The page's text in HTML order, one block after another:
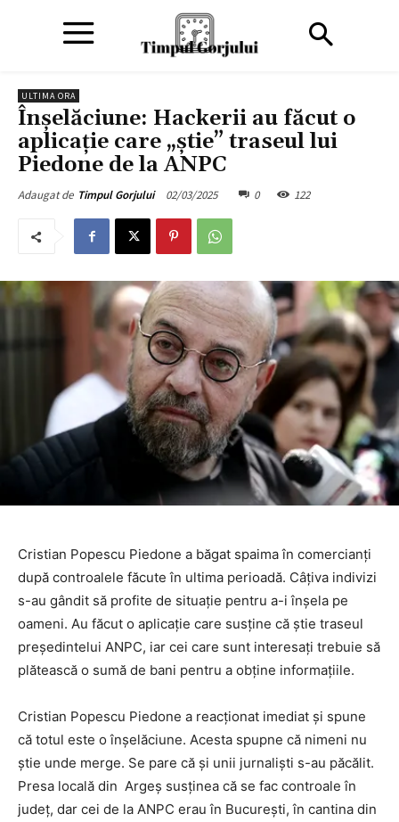
ULTIMA ORA
Înșelăciune: Hackerii au făcut o
aplicație care „știe” traseul lui
Piedone de la ANPC
Adaugat de Timpul Gorjului 02/03/2025 0 122
Cristian Popescu Piedone a băgat spaima în comercianți
după controalele făcute în ultima perioadă. Câțiva indivizi
s-au gândit să profite de situație pentru a-i înșela pe
oameni. Au făcut o aplicație care susține că știe traseul
președintelui ANPC, iar cei care sunt interesați trebuie să
plătească o sumă de bani pentru a obține informațiile.
Cristian Popescu Piedone a reacționat imediat și spune
că totul este o înșelăciune. Acesta spupne că nimeni nu
știe unde merge. Se pare că și unii jurnaliști s-au păcălit.
Presa locală din Argeș susținea că se fac controale în
județ, dar cei de la ANPC erau în București, în cantina din